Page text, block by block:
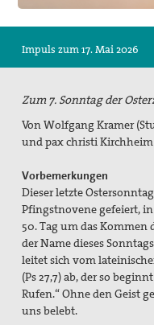
Impressum
Suche
Impuls zum 17. Mai 2026
Zum 7. Sonntag der
Von Wolfgang Kramer
und pax christi Kirchheim
Vorbemerkungen
Dieser letzte
Pfingstnovene gefeiert,
50. Tag um das Kommen
der Name dieses
leitet sich vom
(Ps 27,7) ab, der so
Rufen.“ Ohne den Geist
uns belebt.